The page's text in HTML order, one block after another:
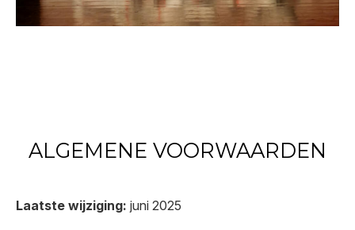
ALGEMENE VOORWAARDEN
Laatste wijziging: juni 2025